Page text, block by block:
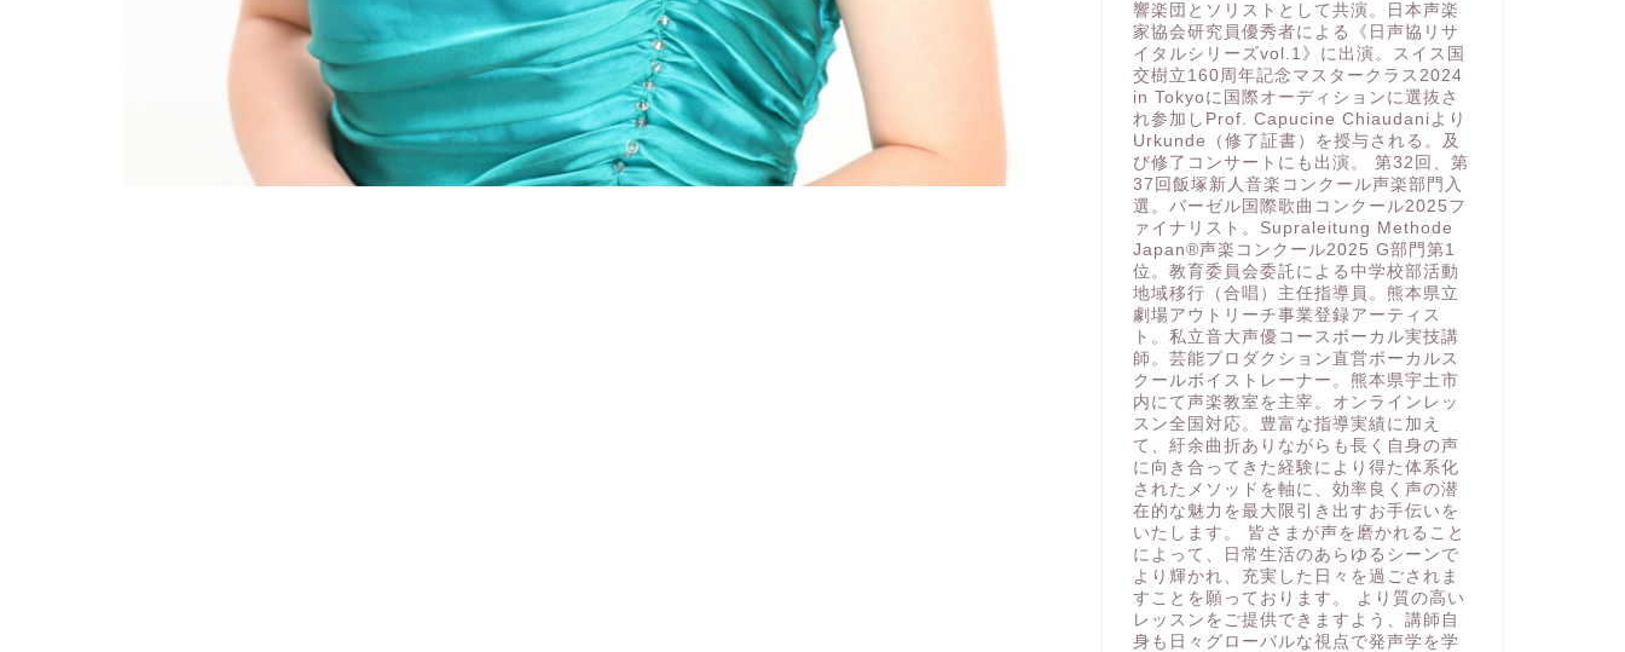
響楽団とソリストとして共演。日本声楽
家協会研究員優秀者による《日声協リサ
イタルシリーズvol.1》に出演。スイス国
交樹立160周年記念マスタークラス2024
in Tokyoに国際オーディションに選抜さ
れ参加しProf. Capucine Chiaudaniより
Urkunde（修了証書）を授与される。及
び修了コンサートにも出演。 第32回、第
37回飯塚新人音楽コンクール声楽部門入
選。バーゼル国際歌曲コンクール2025フ
ァイナリスト。Supraleitung Methode
Japan®️声楽コンクール2025 G部門第1
位。教育委員会委託による中学校部活動
地域移行（合唱）主任指導員。熊本県立
劇場アウトリーチ事業登録アーティス
ト。私立音大声優コースボーカル実技講
師。芸能プロダクション直営ボーカルス
クールボイストレーナー。熊本県宇土市
内にて声楽教室を主宰。オンラインレッ
スン全国対応。豊富な指導実績に加え
て、紆余曲折ありながらも長く自身の声
に向き合ってきた経験により得た体系化
されたメソッドを軸に、効率良く声の潜
在的な魅力を最大限引き出すお手伝いを
いたします。 皆さまが声を磨かれること
によって、日常生活のあらゆるシーンで
より輝かれ、充実した日々を過ごされま
すことを願っております。 より質の高い
レッスンをご提供できますよう、講師自
身も日々グローバルな視点で発声学を学